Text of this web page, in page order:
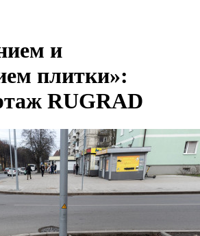
и
плитки»:
RUGRAD